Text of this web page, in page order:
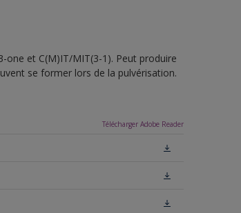
one et C(M)IT/MIT(3-1). Peut produire
se former lors de la pulvérisation.
Télécharger Adobe Reader